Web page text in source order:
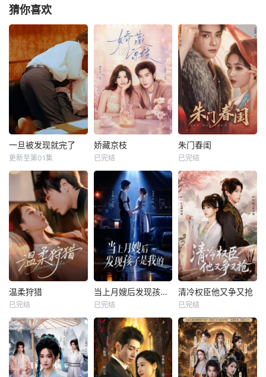
猜你喜欢
一旦被发现就完了
更新至第01集
娇藏京枝
已完结
朱门春闺
已完结
温柔狩猎
已完结
当上月嫂后发现孩子是我的
已完结
清冷权臣他又争又抢
已完结